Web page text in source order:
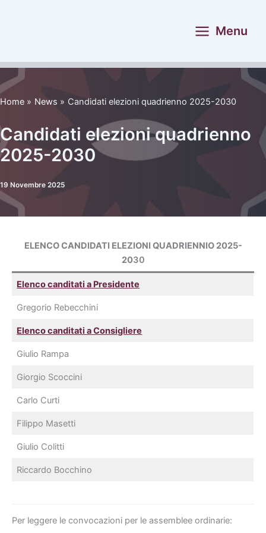
Menu
Home News Candidati elezioni quadrienno 2025-2030
Candidati elezioni quadrienno
2025-2030
19 Novembre 2025
ELENCO CANDIDATI ELEZIONI QUADRIENNIO 2025-
2030
Elenco canditati a Presidente
Gregorio Rebecchini
Elenco canditati a Consigliere
Giulio Rampa
Giorgio Scoccini
Carlo Curti
Filippo Masetti
Giulio Colitti
Riccardo Bocchino
Per leggere le convocazioni per le assemblee ordinarie: